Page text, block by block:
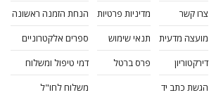
צרו קשר
מועצה מדעית
דירקטוריון
הגשת כתב יד
מדיניות פרטיות
תנאי שימוש
פרס ברטל
הנחת הזמנה ראשונה
ספרים אלקטרוניים
דמי טיפול ומשלוח
משלוח לחו"ל